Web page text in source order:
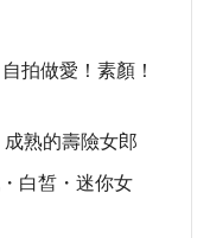
拍做愛！素顏！
熟的壽險女郎
白皙・迷你女